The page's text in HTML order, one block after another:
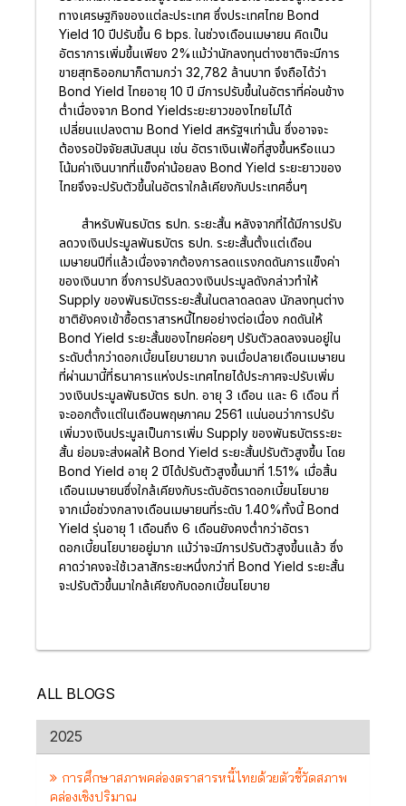
ทางเศรษฐกิจของแต่ละประเทศ ซึ่งประเทศไทย Bond
Yield 10 ปีปรับขึ้น 6 bps. ในช่วงเดือนเมษายน คิดเป็น
อัตราการเพิ่มขึ้นเพียง 2%แม้ว่านักลงทุนต่างชาติจะมีการ
ขายสุทธิออกมาก็ตามกว่า 32,782 ล้านบาท จึงถือได้ว่า
Bond Yield ไทยอายุ 10 ปี มีการปรับขึ้นในอัตราที่ค่อนข้าง
ต่ำเนื่องจาก Bond Yieldระยะยาวของไทยไม่ได้
เปลี่ยนแปลงตาม Bond Yield สหรัฐฯเท่านั้น ซึ่งอาจจะ
ต้องรอปัจจัยสนับสนุน เช่น อัตราเงินเฟ้อที่สูงขึ้นหรือแนว
โน้มค่าเงินบาทที่แข็งค่าน้อยลง Bond Yield ระยะยาวของ
ไทยจึงจะปรับตัวขึ้นในอัตราใกล้เคียงกับประเทศอื่นๆ
สำหรับพันธบัตร ธปท. ระยะสั้น หลังจากที่ได้มีการปรับ
ลดวงเงินประมูลพันธบัตร ธปท. ระยะสั้นตั้งแต่เดือน
เมษายนปีที่แล้วเนื่องจากต้องการลดแรงกดดันการแข็งค่า
ของเงินบาท ซึ่งการปรับลดวงเงินประมูลดังกล่าวทำให้
Supply ของพันธบัตรระยะสั้นในตลาดลดลง นักลงทุนต่าง
ชาติยังคงเข้าซื้อตราสารหนี้ไทยอย่างต่อเนื่อง กดดันให้
Bond Yield ระยะสั้นของไทยค่อยๆ ปรับตัวลดลงจนอยู่ใน
ระดับต่ำกว่าดอกเบี้ยนโยบายมาก จนเมื่อปลายเดือนเมษายน
ที่ผ่านมานี้ที่ธนาคารแห่งประเทศไทยได้ประกาศจะปรับเพิ่ม
วงเงินประมูลพันธบัตร ธปท. อายุ 3 เดือน และ 6 เดือน ที่
จะออกตั้งแต่ในเดือนพฤษภาคม 2561 แน่นอนว่าการปรับ
เพิ่มวงเงินประมูลเป็นการเพิ่ม Supply ของพันธบัตรระยะ
สั้น ย่อมจะส่งผลให้ Bond Yield ระยะสั้นปรับตัวสูงขึ้น โดย
Bond Yield อายุ 2 ปีได้ปรับตัวสูงขึ้นมาที่ 1.51% เมื่อสิ้น
เดือนเมษายนซึ่งใกล้เคียงกับระดับอัตราดอกเบี้ยนโยบาย
จากเมื่อช่วงกลางเดือนเมษายนที่ระดับ 1.40%ทั้งนี้ Bond
Yield รุ่นอายุ 1 เดือนถึง 6 เดือนยังคงต่ำกว่าอัตรา
ดอกเบี้ยนโยบายอยู่มาก แม้ว่าจะมีการปรับตัวสูงขึ้นแล้ว ซึ่ง
คาดว่าคงจะใช้เวลาสักระยะหนึ่งกว่าที่ Bond Yield ระยะสั้น
จะปรับตัวขึ้นมาใกล้เคียงกับดอกเบี้ยนโยบาย
ALL BLOGS
2025
การศึกษาสภาพคล่องตราสารหนี้ไทยด้วยตัวชี้วัดสภาพ
คล่องเชิงปริมาณ